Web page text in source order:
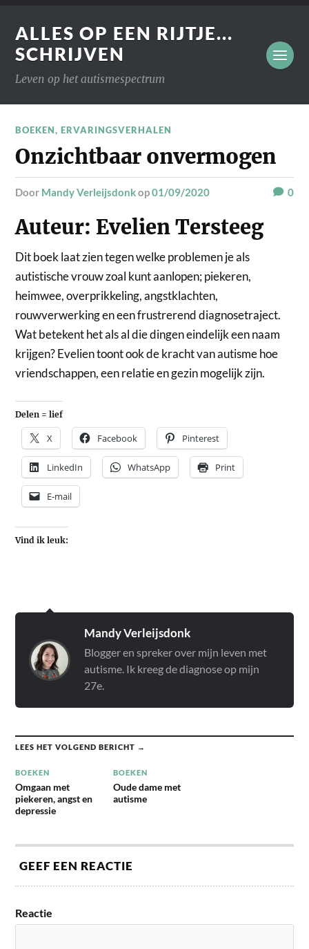
ALLES OP EEN RIJTJE...
SCHRIJVEN
Leven op het autismespectrum
BOEKEN,ERVARINGSVERHALEN
Onzichtbaar onvermogen
door Mandy Verleijsdonkop01/09/2020 0
Auteur: Evelien Tersteeg
Dit boek laat zien tegen welke problemen je als
autistische vrouw zoal kunt aanlopen; piekeren,
heimwee, overprikkeling, angstklachten,
rouwverwerking en een frustrerend diagnosetraject.
Wat betekent het als al die dingen eindelijk een naam
krijgen? Evelien toont ook de kracht van autisme hoe
vriendschappen, een relatie en gezin mogelijk zijn.
Delen = lief
X Facebook Pinterest
LinkedIn WhatsApp Print
E-mail
Vind ik leuk:
Mandy Verleijsdonk
Blogger en spreker over mijn leven met
autisme. Ik kreeg de diagnose op mijn
27e.
LEES HET VOLGEND BERICHT →
BOEKEN
Omgaan met
piekeren, angst en
depressie
BOEKEN
Oude dame met
autisme
GEEF EEN REACTIE
Reactie